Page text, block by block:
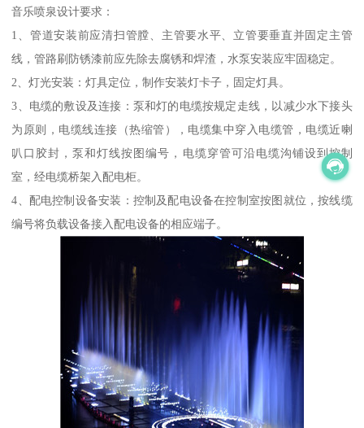
音乐喷泉设计要求：
1、管道安装前应清扫管膛、主管要水平、立管要垂直并固定主管
线，管路刷防锈漆前应先除去腐锈和焊渣，水泵安装应牢固稳定。
2、灯光安装：灯具定位，制作安装灯卡子，固定灯具。
3、电缆的敷设及连接：泵和灯的电缆按规定走线，以减少水下接头
为原则，电缆线连接（热缩管），电缆集中穿入电缆管，电缆近喇
叭口胶封，泵和灯线按图编号，电缆穿管可沿电缆沟铺设到控制
室，经电缆桥架入配电柜。
4、配电控制设备安装：控制及配电设备在控制室按图就位，按线缆
编号将负载设备接入配电设备的相应端子。